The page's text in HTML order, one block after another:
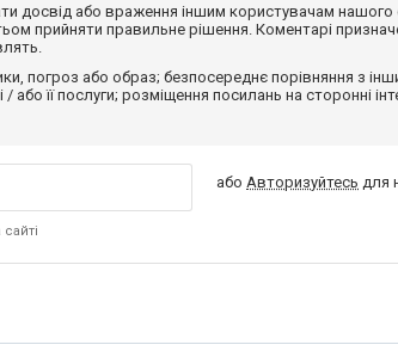
досвід або враження іншим користувачам
прийняти правильне рішення. Коментарі
погроз або образ; безпосереднє порівняння з
або її послуги; розміщення посилань на сторонні
абоАвторизуйтесь для